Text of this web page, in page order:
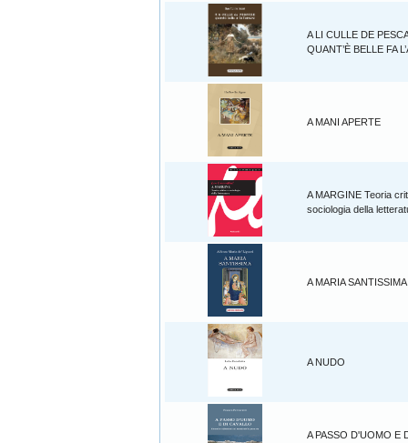
A LI CULLE DE
QUANT’È BELLE FA
A MANI APERTE
A MARGINE Teoria
sociologia della
A MARIA SANTISSIMA
A NUDO
A PASSO D'UOMO E